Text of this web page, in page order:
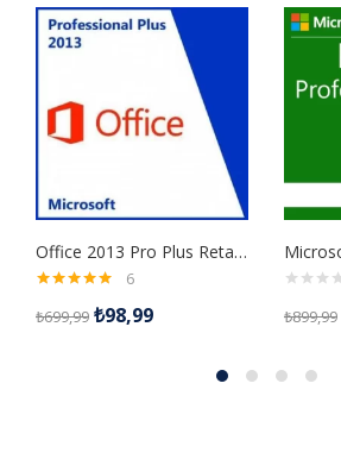
Office 2013 Pro Plus Retail Dijital Lisans Anahtarı
5.00oy aldı
6
₺699,99 ₺98,99
₺899,99